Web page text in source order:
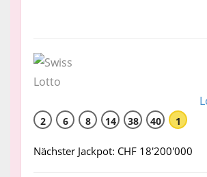
2 6 8 14 38 40 1
Nächster Jackpot: CHF 18'200'000